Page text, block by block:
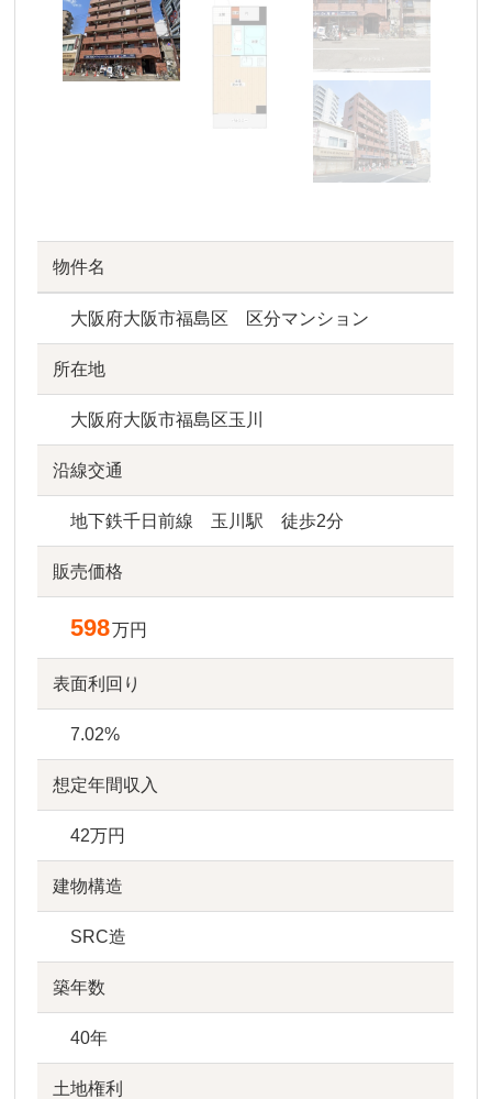
物件名
大阪府大阪市福島区 区分マンション
所在地
大阪府大阪市福島区玉川
沿線交通
地下鉄千日前線 玉川駅 徒歩2分
販売価格
598万円
表面利回り
7.02%
想定年間収入
42万円
建物構造
SRC造
築年数
40年
土地権利